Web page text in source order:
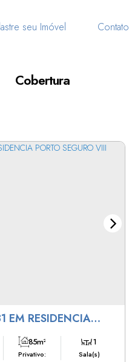
seu Imóvel Contato
Cobertura
EM RESIDENCIA
Privativo:
85m² 1
Sala(s)